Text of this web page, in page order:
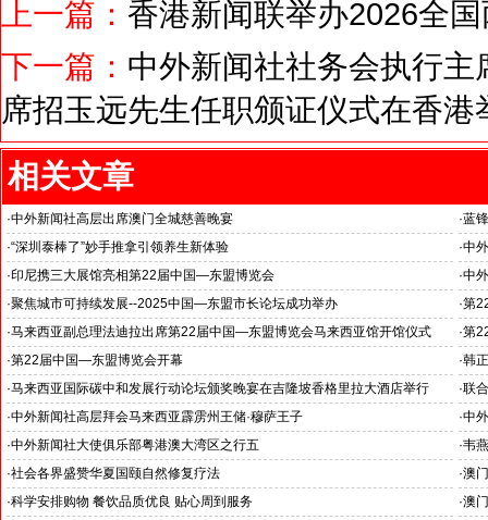
上一篇： 香港新闻联举办2026全
下一篇： 中外新闻社社务会执行
席招玉远先生任职颁证仪式在香港
相关文章
·中外新闻社高层出席澳门全城慈善晚宴 ·蓝
·“深圳泰棒了”妙手推拿引领养生新体验 ·中
·印尼携三大展馆亮相第22届中国—东盟博览会 ·中
·聚焦城市可持续发展--2025中国—东盟市长论坛成功举办 ·第
·马来西亚副总理法迪拉出席第22届中国—东盟博览会马来西亚馆开馆仪式 ·第
·第22届中国—东盟博览会开幕 ·韩
·马来西亚国际碳中和发展行动论坛颁奖晚宴在吉隆坡香格里拉大酒店举行 ·联
坛
主
·中外新闻社高层拜会马来西亚霹雳州王储·穆萨王子 ·中
·中外新闻社大使俱乐部粤港澳大湾区之行五
体验中医产业园感受中医博大精深
·韦
·社会各界盛赞华夏国颐自然修复疗法 ·澳
·科学安排购物 餐饮品质优良 贴心周到服务
·澳